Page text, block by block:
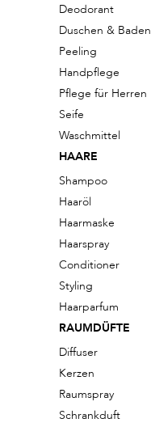
Deodorant
Duschen & Baden
Peeling
Handpflege
Pflege für Herren
Seife
Waschmittel
HAARE
Shampoo
Haaröl
Haarmaske
Haarspray
Conditioner
Styling
Haarparfum
RAUMDÜFTE
Diffuser
Kerzen
Raumspray
Schrankduft